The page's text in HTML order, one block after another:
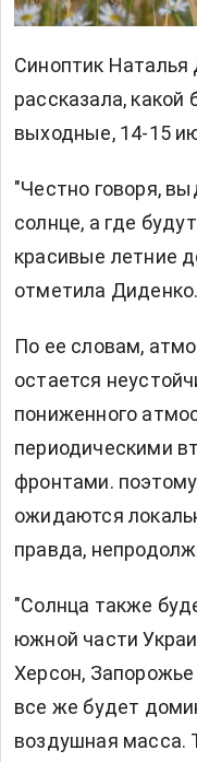
Синоптик Наталья
рассказала, какой
выходные, 14-15
"Честно говоря,
солнце, а где
красивые летние
отметила Диденко.
По ее словам,
остается
пониженного
периодическими
фронтами.
ожидаются
правда,
"Солнца также
южной части
Херсон,
все же будет
воздушная масса.